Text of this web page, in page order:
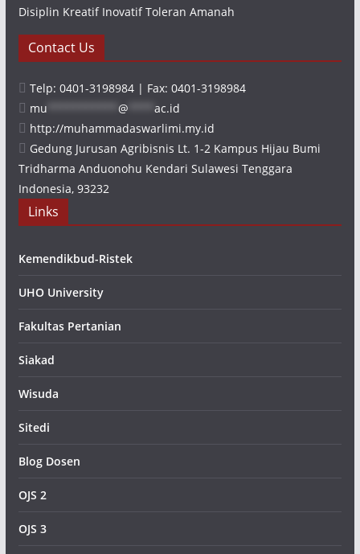
Disiplin Kreatif Inovatif Toleran Amanah
Contact Us
Telp: 0401-3198984 | Fax: 0401-3198984
mu
@
ac.id
http://muhammadaswarlimi.my.id
Gedung Jurusan Agribisnis Lt. 1-2 Kampus Hijau Bumi
Tridharma Anduonohu Kendari Sulawesi Tenggara
Indonesia, 93232
Links
Kemendikbud-Ristek
UHO University
Fakultas Pertanian
Siakad
Wisuda
Sitedi
Blog Dosen
OJS 2
OJS 3